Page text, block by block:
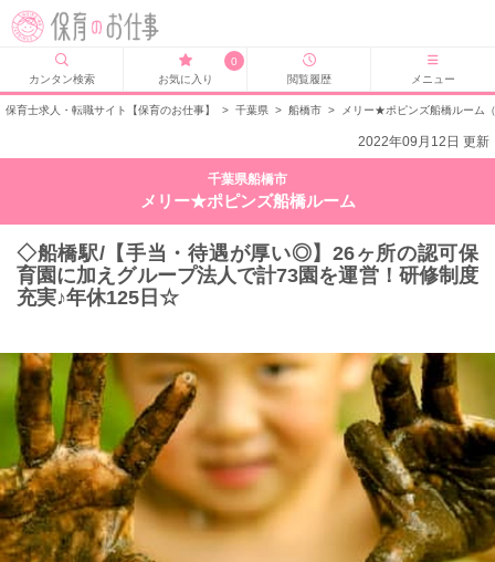
カンタン検索
0
お気に入り
閲覧履歴 メニュー
保育士求人・転職サイト【保育のお仕事】 > 千葉県 > 船橋市 > メリー★ポピンズ船橋ルーム
2022年09月12日 更新
千葉県船橋市
メリー★ポピンズ船橋ルーム
◇船橋駅/【手当・待遇が厚い◎】26ヶ所の認可保
育園に加えグループ法人で計73園を運営！研修制度
充実♪年休125日☆